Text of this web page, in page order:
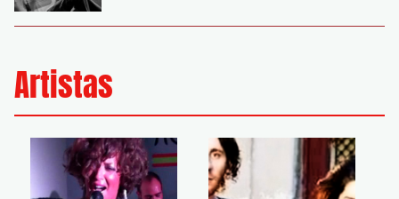
Artistas